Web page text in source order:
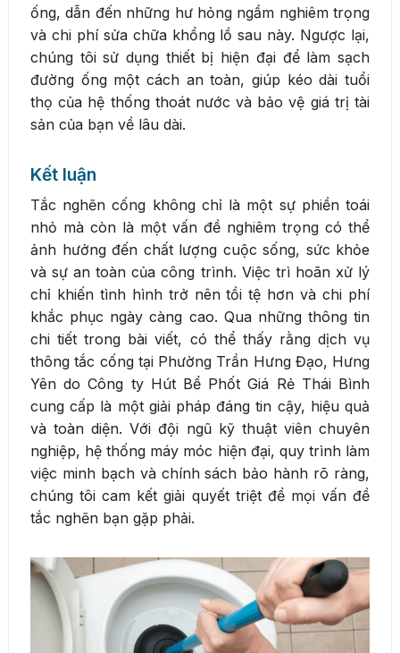
ống, dẫn đến những hư hỏng ngầm nghiêm trọng
và chi phí sửa chữa khổng lồ sau này. Ngược lại,
chúng tôi sử dụng thiết bị hiện đại để làm sạch
đường ống một cách an toàn, giúp kéo dài tuổi
thọ của hệ thống thoát nước và bảo vệ giá trị tài
sản của bạn về lâu dài.
Kết luận
Tắc nghẽn cống không chỉ là một sự phiền toái
nhỏ mà còn là một vấn đề nghiêm trọng có thể
ảnh hưởng đến chất lượng cuộc sống, sức khỏe
và sự an toàn của công trình. Việc trì hoãn xử lý
chỉ khiến tình hình trở nên tồi tệ hơn và chi phí
khắc phục ngày càng cao. Qua những thông tin
chi tiết trong bài viết, có thể thấy rằng dịch vụ
thông tắc cống tại Phường Trần Hưng Đạo, Hưng
Yên do Công ty Hút Bể Phốt Giá Rẻ Thái Bình
cung cấp là một giải pháp đáng tin cậy, hiệu quả
và toàn diện. Với đội ngũ kỹ thuật viên chuyên
nghiệp, hệ thống máy móc hiện đại, quy trình làm
việc minh bạch và chính sách bảo hành rõ ràng,
chúng tôi cam kết giải quyết triệt để mọi vấn đề
tắc nghẽn bạn gặp phải.